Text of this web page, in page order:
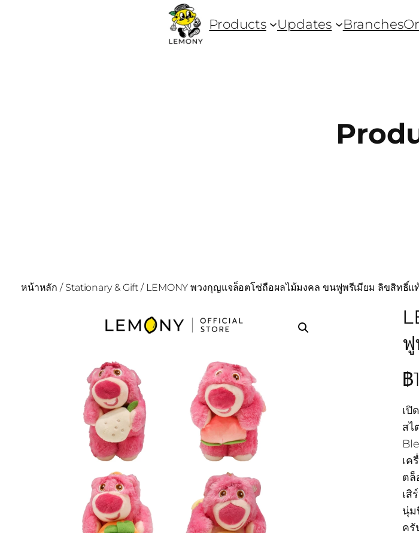
Products Updates Branches
หน้าหลัก / Stationary & Gift / LEMONY พวงกุญแจล็อตโซ่ถือผลไม้มงคล ขนฟูพรีเมียม ลิขสิทธิ์แ
฿
เปิ
สไ
เค
ตล็
เสิ
นุ่ม
ครั